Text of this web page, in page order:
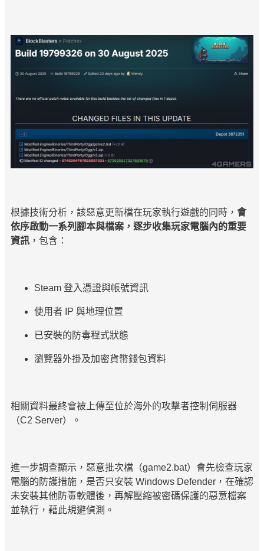
根據技術分析，該惡意更新檔在玩家執行遊戲的同時， 會
依序啟動一系列腳本與檔案，逐步收集玩家電腦內的重要
資訊 ，包含：
Steam 登入憑證與帳號資訊
使用者 IP 與地理位置
已安裝的防毒程式狀態
瀏覽器外掛及加密貨幣錢包資料
相關資料最終會被上傳至位於海外的攻擊者控制伺服器
（C2 Server）。
進一步調查顯示，惡意批次檔（game2.bat）會先檢查玩家
電腦的防護措施，是否只安裝 Windows Defender，在確認
未安裝其他防毒軟體後，再解壓縮被密碼保護的惡意檔案
並執行，藉此規避偵測。